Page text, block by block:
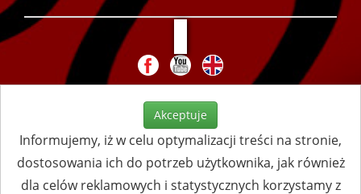
Akceptuje
Informujemy, iż w celu optymalizacji treści na stronie,
dostosowania ich do potrzeb użytkownika, jak również
dla celów reklamowych i statystycznych korzystamy z